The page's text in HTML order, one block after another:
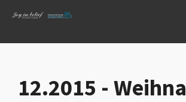
Zum
12.2015 -